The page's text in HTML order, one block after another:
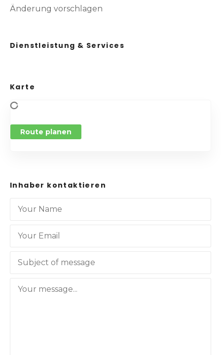
Änderung vorschlagen
Dienstleistung & Services
Karte
Route planen
Inhaber kontaktieren